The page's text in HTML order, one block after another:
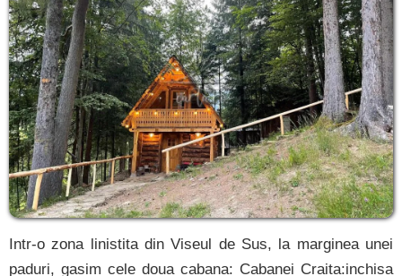
Intr-o zona linistita din Viseul de Sus, la marginea unei
paduri, gasim cele doua cabana: Cabanei Craita:inchisa
login
Ce pot vizita în Vișeu
de Sus? »